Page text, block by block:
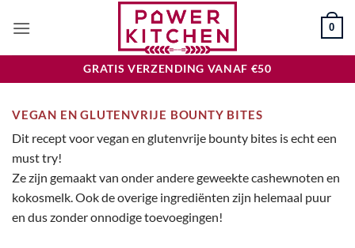
naar
0
GRATIS VERZENDING VANAF €50
VEGAN EN GLUTENVRIJE BOUNTY BITES
Dit recept voor vegan en glutenvrije bounty bites is echt een
must try!
Ze zijn gemaakt van onder andere geweekte cashewnoten en
kokosmelk. Ook de overige ingrediënten zijn helemaal puur
en dus zonder onnodige toevoegingen!